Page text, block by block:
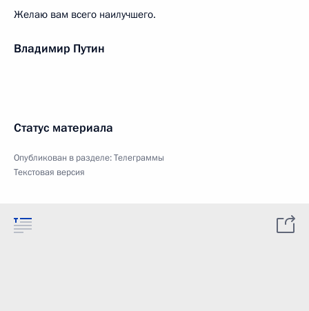
Желаю вам всего наилучшего.
Владимир Путин
Статус материала
Опубликован в разделе:Телеграммы
Текстовая версия